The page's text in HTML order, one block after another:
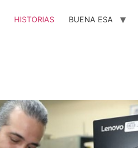
HISTORIAS BUENA ESA